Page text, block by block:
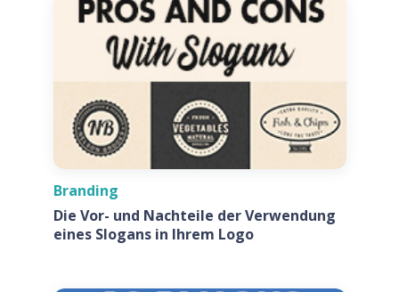
Branding
Die Vor- und Nachteile der Verwendung
eines Slogans in Ihrem Logo